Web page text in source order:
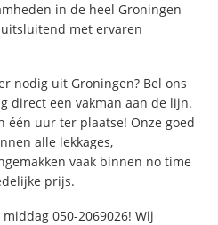
in de heel Groningen
met ervaren
nodig uit Groningen? Bel ons
direct een vakman aan de lijn.
uur ter plaatse! Onze goed
alle lekkages,
vaak binnen no time
prijs.
050-2069026! Wij